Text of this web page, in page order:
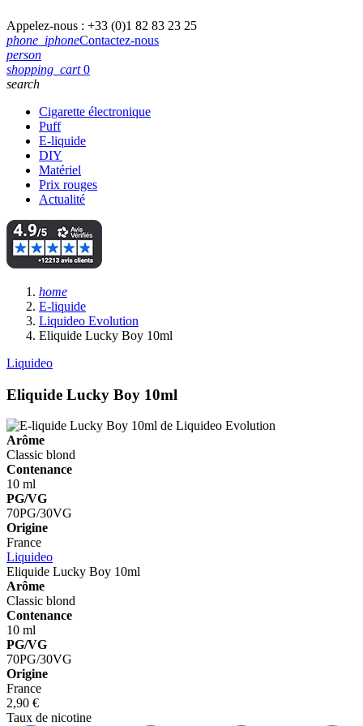
Appelez-nous : +33 (0)1 82 83 23 25
phone_iphoneContactez-nous
person
shopping_cart 0
search
Cigarette électronique
Puff
E-liquide
DIY
Matériel
Prix rouges
Actualité
home
E-liquide
Liquideo Evolution
Eliquide Lucky Boy 10ml
Liquideo
Eliquide Lucky Boy 10ml
Arôme
Classic blond
Contenance
10 ml
PG/VG
70PG/30VG
Origine
France
Liquideo
Eliquide Lucky Boy 10ml
Arôme
Classic blond
Contenance
10 ml
PG/VG
70PG/30VG
Origine
France
2,90 €
Taux de nicotine